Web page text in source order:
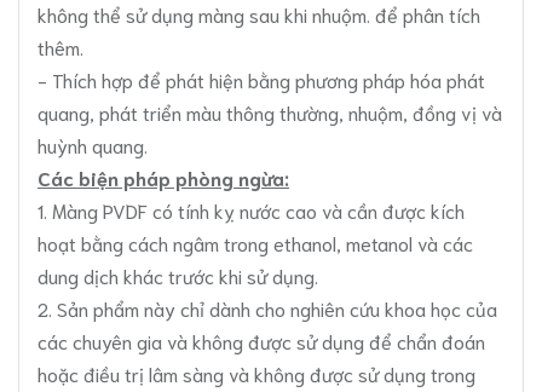
không thể sử dụng màng sau khi nhuộm. để phân tích
thêm.
- Thích hợp để phát hiện bằng phương pháp hóa phát
quang, phát triển màu thông thường, nhuộm, đồng vị và
huỳnh quang.
Các biện pháp phòng ngừa:
1. Màng PVDF có tính kỵ nước cao và cần được kích
hoạt bằng cách ngâm trong ethanol, metanol và các
dung dịch khác trước khi sử dụng.
2. Sản phẩm này chỉ dành cho nghiên cứu khoa học của
các chuyên gia và không được sử dụng để chẩn đoán
hoặc điều trị lâm sàng và không được sử dụng trong